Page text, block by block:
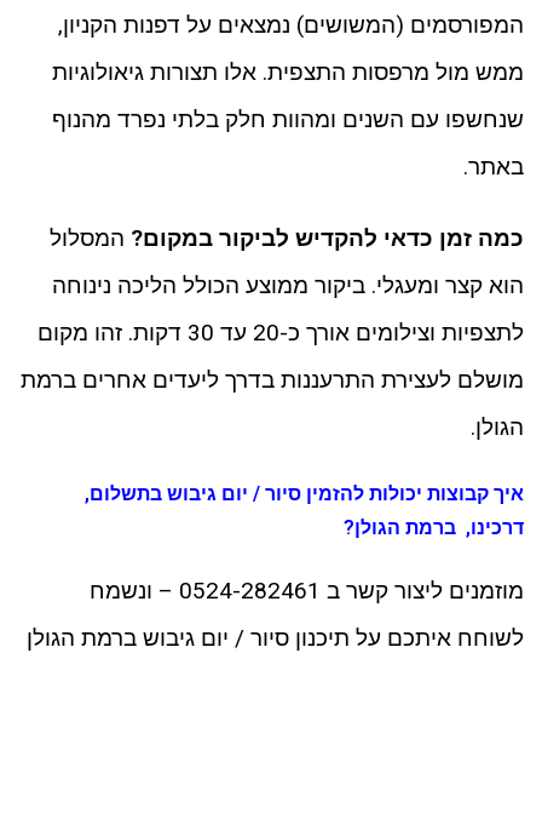
המפורסמים (המשושים) נמצאים על דפנות הקניון,
ממש מול מרפסות התצפית. אלו תצורות גיאולוגיות
שנחשפו עם השנים ומהוות חלק בלתי נפרד מהנוף
באתר.
כמה זמן כדאי להקדיש לביקור במקום? המסלול
הוא קצר ומעגלי. ביקור ממוצע הכולל הליכה נינוחה
לתצפיות וצילומים אורך כ-20 עד 30 דקות. זהו מקום
מושלם לעצירת התרעננות בדרך ליעדים אחרים ברמת
הגולן.
איך קבוצות יכולות להזמין סיור / יום גיבוש בתשלום,
דרכינו, ברמת הגולן?
מוזמנים ליצור קשר ב 0524-282461 – ונשמח
לשוחח איתכם על תיכנון סיור / יום גיבוש ברמת הגולן